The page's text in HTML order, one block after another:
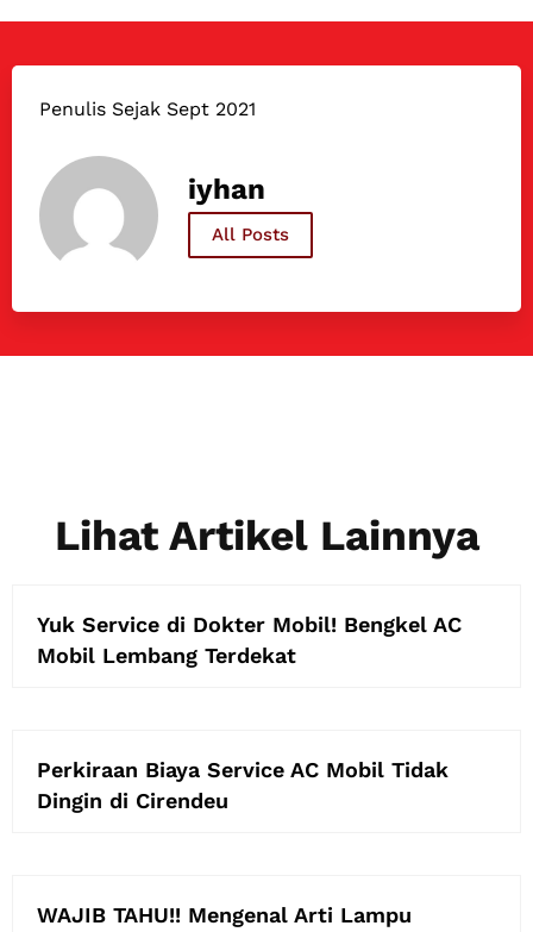
Penulis Sejak Sept 2021
iyhan
All Posts
Lihat Artikel Lainnya
Yuk Service di Dokter Mobil! Bengkel AC
Mobil Lembang Terdekat
Perkiraan Biaya Service AC Mobil Tidak
Dingin di Cirendeu
WAJIB TAHU!! Mengenal Arti Lampu